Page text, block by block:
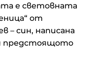
е световната
от
– син, написана
и предстоящото